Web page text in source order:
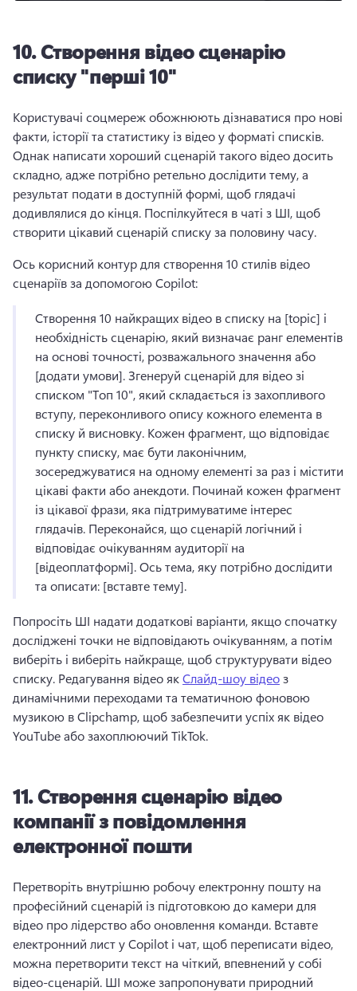
10.Створення відео сценарію
списку "перші 10"
Користувачі соцмереж обожнюють дізнаватися про нові
Однак написати хороший сценарій такого відео досить
складно, адже потрібно ретельно дослідити тему, а
результат подати в доступній формі, щоб глядачі
додивлялися до кінця. Поспілкуйтеся в чаті з ШІ, щоб
створити цікавий сценарій списку за половину часу.
Ось корисний контур для створення 10 стилів відео
сценаріїв за допомогою Copilot:
Створення 10 найкращих відео в списку на [topic] і
необхідність сценарію, який визначає ранг елементів
на основі точності, розважального значення або
[додати умови]. Згенеруй сценарій для відео зі
списком "Топ 10", який складається із захопливого
вступу, переконливого опису кожного елемента в
списку й висновку. Кожен фрагмент, що відповідає
пункту списку, має бути лаконічним,
зосереджуватися на одному елементі за раз і містити
цікаві факти або анекдоти. Починай кожен фрагмент
із цікавої фрази, яка підтримуватиме інтерес
глядачів. Переконайся, що сценарій логічний і
відповідає очікуванням аудиторії на
[відеоплатформі]. Ось тема, яку потрібно дослідити
та описати: [вставте тему].
Попросіть ШІ надати додаткові варіанти, якщо спочатку
досліджені точки не відповідають очікуванням, а потім
виберіть і виберіть найкраще, щоб структурувати відео
списку. Редагування відео як Слайд-шоу відео з
динамічними переходами та тематичною фоновою
музикою в Clipchamp, щоб забезпечити успіх як відео
YouTube або захоплюючий TikTok.
11.Створення сценарію відео
компанії з повідомлення
електронної пошти
Перетворіть внутрішню робочу електронну пошту на
професійний сценарій із підготовкою до камери для
відео про лідерство або оновлення команди. Вставте
електронний лист у Copilot і чат, щоб переписати відео,
можна перетворити текст на чіткий, впевнений у собі
відео-сценарій. ШІ може запропонувати природний